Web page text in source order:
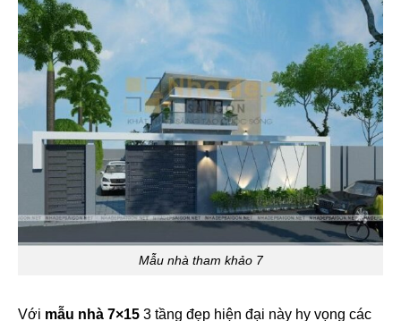
Mẫu nhà tham khảo 7
Với mẫu nhà 7×15 3 tầng đẹp hiện đại này hy vọng các